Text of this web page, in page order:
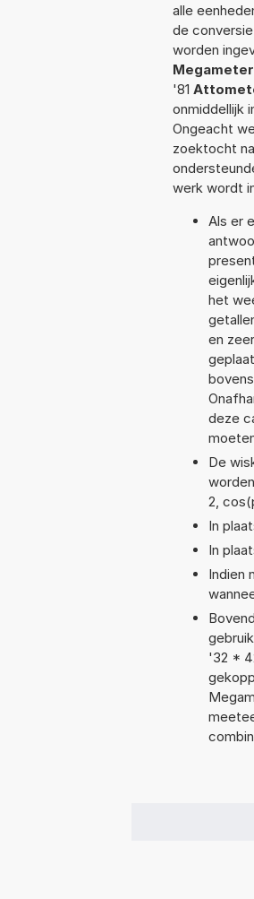
alle
de
worden
Megameter
'81
onmiddellijk
Ongeacht
zoektocht
werk wordt
Als er
het
en
deze
De
2,
In
In
Indien
'32 *